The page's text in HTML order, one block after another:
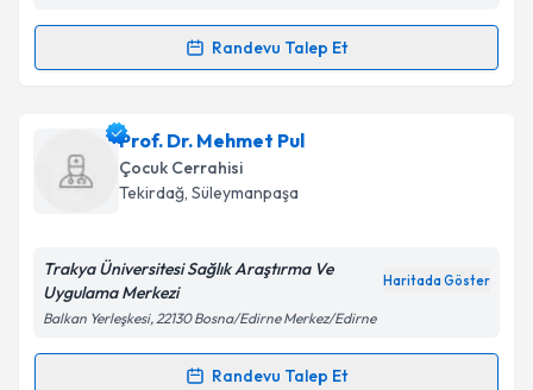
Kişisel verilerimin işlenmesine ilişkin
Metni'ni okudum ve kişisel verilerimin belirtilen
Takvim Talebini Gönder
Randevu Talep Et
Randevu Takvimi Talebi
Dr. Öğr. Üyesi Sedat Üstündağ
talebi oluşturun. Size bu uzmandan randevu almanız
için bir takvim hazırlandığında e-posta ile
bilgilendireceğiz.
E-posta Adresiniz
Kişisel verilerimin işlenmesine ilişkin
Prof. Dr. Mehmet Pul
Çocuk Cerrahisi
Tekirdağ, Süleymanpaşa
Trakya Üniversitesi Sağlık Araştırma Ve
Uygulama Merkezi
Haritada Göster
Balkan Yerleşkesi, 22130 Bosna/Edirne Merkez/Edirne
Randevu Talep Et